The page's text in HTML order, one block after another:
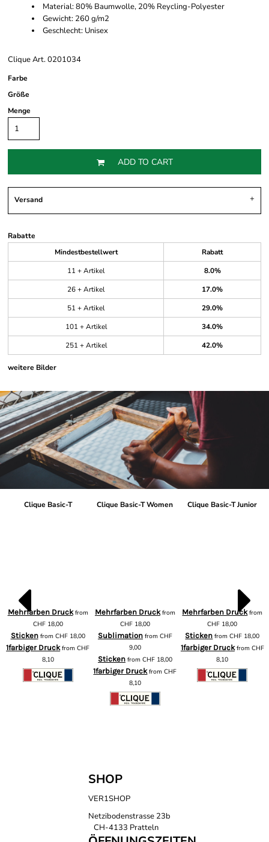
Material: 80% Baumwolle, 20% Reycling-Polyester
Gewicht: 260 g/m2
Geschlecht: Unisex
Clique Art. 0201034
Farbe
Größe
Menge
ADD TO CART
Versand
Rabatte
Mindestbestellwert
Rabatt
11 + Artikel
8.0%
26 + Artikel
17.0%
51 + Artikel
29.0%
101 + Artikel
34.0%
251 + Artikel
42.0%
weitere Bilder
Clique Basic-T
Mehrfarben Druckfrom
CHF18,00
Stickenfrom CHF18,00
1farbiger DruckfromCHF
8,10
Clique Basic-T Women
Mehrfarben Druckfrom
CHF18,00
Sublimationfrom CHF
9,00
Stickenfrom CHF18,00
1farbiger DruckfromCHF
8,10
Clique Basic-T Junior
Mehrfarben Druckfrom
CHF 18,00
Sticken fromCHF 18,00
1farbiger Druckfrom CHF
8,10
SHOP
VER1SHOP
Netzibodenstrasse 23b
CH-4133 Pratteln